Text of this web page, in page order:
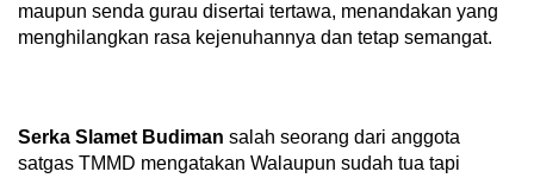
maupun senda gurau disertai tertawa, menandakan yang
menghilangkan rasa kejenuhannya dan tetap semangat.
Serka Slamet Budiman salah seorang dari anggota
satgas TMMD mengatakan Walaupun sudah tua tapi